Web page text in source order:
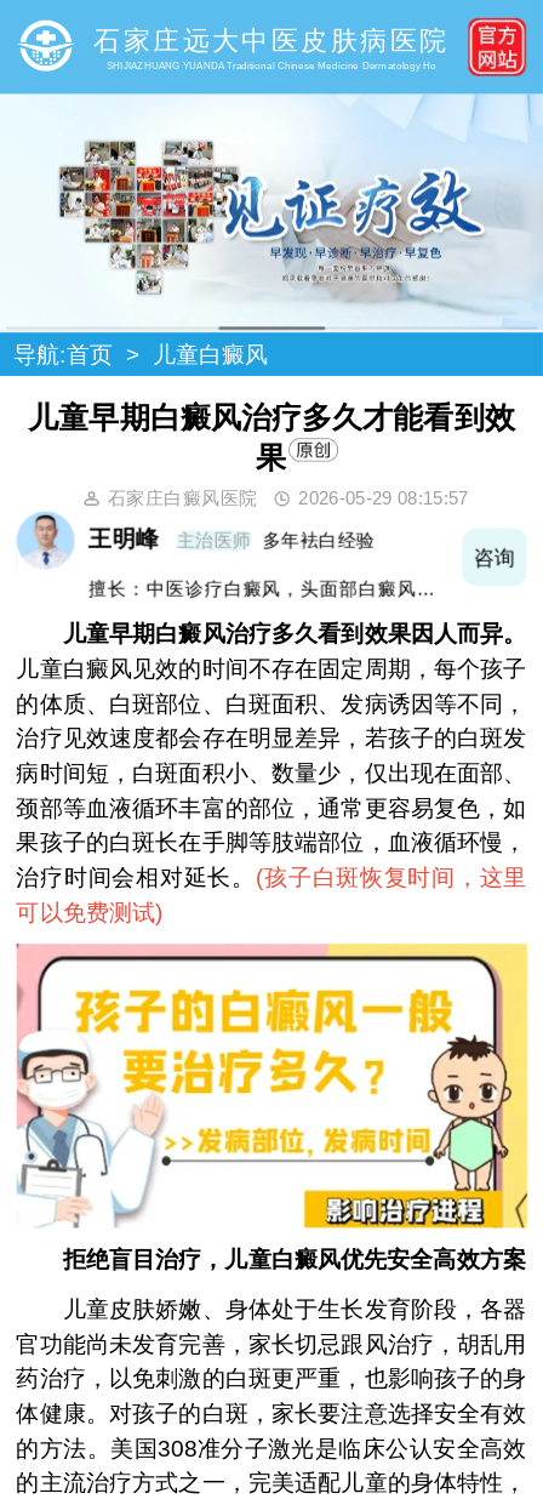
石家庄远大中医皮肤病医院
SHIJIAZHUANG YUANDA Traditional Chinese Medicine Dermatology Ho
导航:首页 > 儿童白癜风
儿童早期白癜风治疗多久才能看到效
果
石家庄白癜风医院 2026-05-29 08:15:57
王明峰 主治医师 多年袪白经验
擅长：中医诊疗白癜风，头面部白癜风，青
咨询
儿童早期白癜风治疗多久看到效果因人而异。
儿童白癜风见效的时间不存在固定周期，每个孩子
的体质、白斑部位、白斑面积、发病诱因等不同，
治疗见效速度都会存在明显差异，若孩子的白斑发
病时间短，白斑面积小、数量少，仅出现在面部、
颈部等血液循环丰富的部位，通常更容易复色，如
果孩子的白斑长在手脚等肢端部位，血液循环慢，
治疗时间会相对延长。 (孩子白斑恢复时间，这里
可以免费测试)
拒绝盲目治疗，儿童白癜风优先安全高效方案
儿童皮肤娇嫩、身体处于生长发育阶段，各器
官功能尚未发育完善，家长切忌跟风治疗，胡乱用
药治疗，以免刺激的白斑更严重，也影响孩子的身
体健康。对孩子的白斑，家长要注意选择安全有效
的方法。美国308准分子激光是临床公认安全高效
的主流治疗方式之一，完美适配儿童的身体特性，